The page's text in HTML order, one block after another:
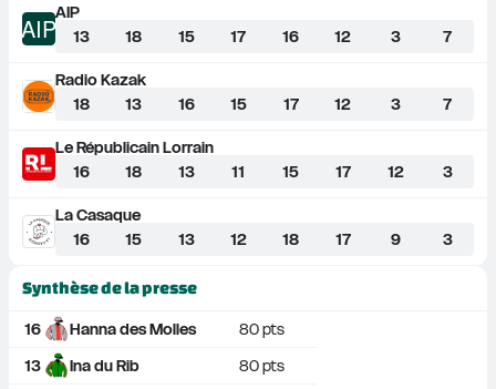
AIPAIP
13
18 15 17 16 12 3 7
Radio Kazak
18
13 16 15 17 12 3 7
Le Républicain Lorrain
16
18 13 11 15 17 12 3
La Casaque
16
15 13 12 18 17 9 3
Synthèse de la presse
16 Hanna des Molles 80 pts
13
Ina du Rib 80 pts